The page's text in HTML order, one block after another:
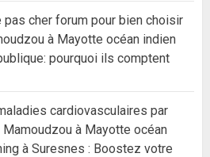
pas cher forum pour bien choisir
à Mayotte océan indien
pourquoi ils comptent
cardiovasculaires par
à Mayotte océan
à Suresnes : Boostez votre